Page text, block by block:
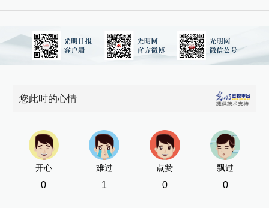
您此时的心情
开心
0
难过
1
点赞
0
飘过
0